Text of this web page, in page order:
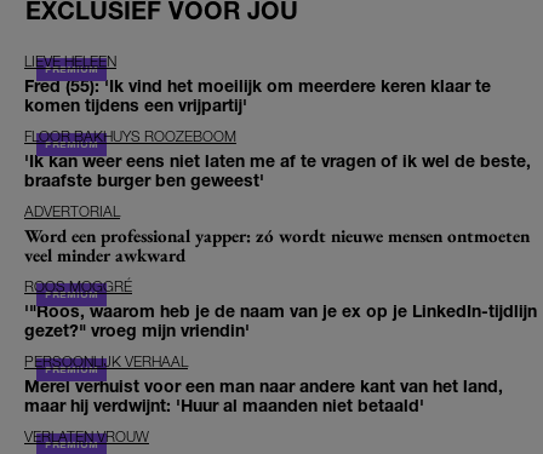
EXCLUSIEF VOOR JOU
LIEVE HELEEN
Fred (55): 'Ik vind het moeilijk om meerdere keren klaar te
komen tijdens een vrijpartij'
FLOOR BAKHUYS ROOZEBOOM
'Ik kan weer eens niet laten me af te vragen of ik wel de beste,
braafste burger ben geweest'
ADVERTORIAL
Word een professional yapper: zó wordt nieuwe mensen ontmoeten
veel minder awkward
ROOS MOGGRÉ
'"Roos, waarom heb je de naam van je ex op je LinkedIn-tijdlijn
gezet?" vroeg mijn vriendin'
PERSOONLIJK VERHAAL
Merel verhuist voor een man naar andere kant van het land,
maar hij verdwijnt: 'Huur al maanden niet betaald'
VERLATEN VROUW